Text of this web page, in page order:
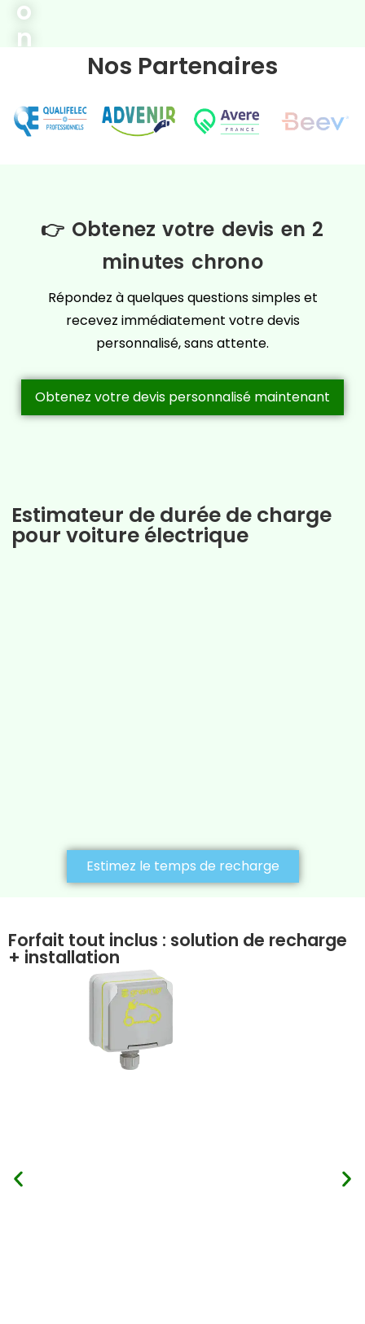
o
n
r
n
r
g
a
v
Nos Partenaires
👉 Obtenez votre devis en 2
minutes chrono
Répondez à quelques questions simples et
recevez immédiatement votre devis
personnalisé, sans attente.
Obtenez votre devis personnalisé maintenant
Estimateur de durée de charge
pour voiture électrique
Estimez le temps de recharge
Forfait tout inclus : solution de recharge
+ installation